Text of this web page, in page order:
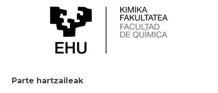
Parte hartzaileak